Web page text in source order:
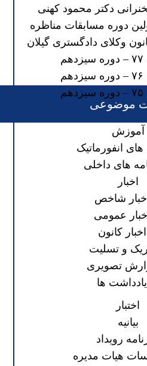
دکتر محمود کهنی
دوره مسابقات مناظره
وکلای دادگستری گیلان
موضوعی
آموزش
انفورماتیک
های داخلی
اخبار
اخبار شاخص
اخبار عمومی
اخبار کانون
و تسلیت
تصویری
یادداشت ها
اختبار
بیانیه
رویداد
هیات مدیره